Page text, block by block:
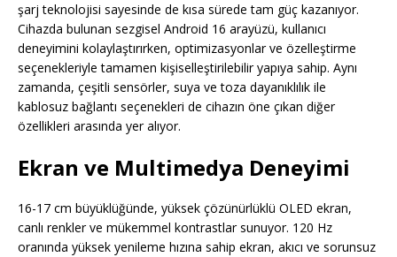
şarj teknolojisi sayesinde de kısa sürede tam güç kazanıyor.
Cihazda bulunan sezgisel Android 16 arayüzü, kullanıcı
deneyimini kolaylaştırırken, optimizasyonlar ve özelleştirme
seçenekleriyle tamamen kişiselleştirilebilir yapıya sahip. Aynı
zamanda, çeşitli sensörler, suya ve toza dayanıklılık ile
kablosuz bağlantı seçenekleri de cihazın öne çıkan diğer
özellikleri arasında yer alıyor.
Ekran ve Multimedya Deneyimi
16-17 cm büyüklüğünde, yüksek çözünürlüklü OLED ekran,
canlı renkler ve mükemmel kontrastlar sunuyor. 120 Hz
oranında yüksek yenileme hızına sahip ekran, akıcı ve sorunsuz